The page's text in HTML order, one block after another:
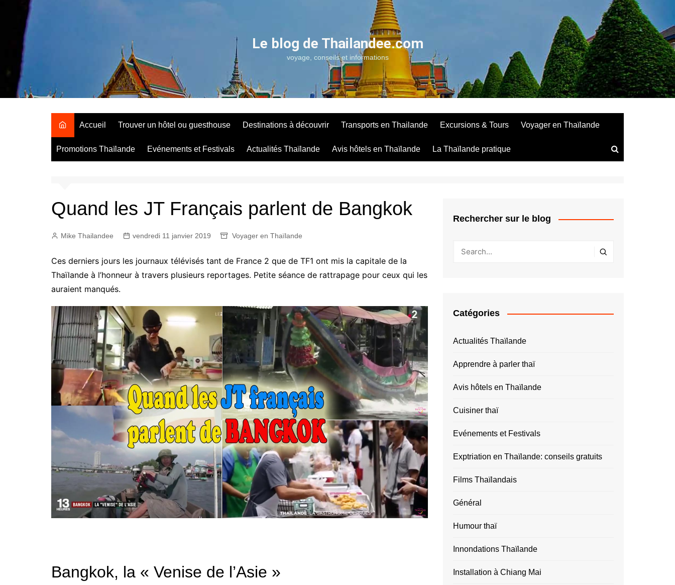
contenu
Le blog de Thailandee.com
voyage, conseils et informations
Accueil Trouver un hôtel ou guesthouse Destinations à découvrir Transports en Thailande Excursions & Tours Voyager en Thaïlande
Promotions Thaïlande Evénements et Festivals Actualités Thaïlande Avis hôtels en Thaïlande La Thaïlande pratique
Quand les JT Français parlent de Bangkok
Mike Thailandee vendredi 11 janvier 2019 Voyager en Thaïlande
Ces derniers jours les journaux télévisés tant de France 2 que de TF1 ont mis la capitale de la
Thaïlande à l’honneur à travers plusieurs reportages. Petite séance de rattrapage pour ceux qui les
auraient manqués.
Bangkok, la « Venise de l’Asie »
Rechercher sur le blog
Catégories
Actualités Thaïlande
Apprendre à parler thaï
Avis hôtels en Thaïlande
Cuisiner thaï
Evénements et Festivals
Exptriation en Thaïlande: conseils gratuits
Films Thaïlandais
Général
Humour thaï
Innondations Thaïlande
Installation à Chiang Mai